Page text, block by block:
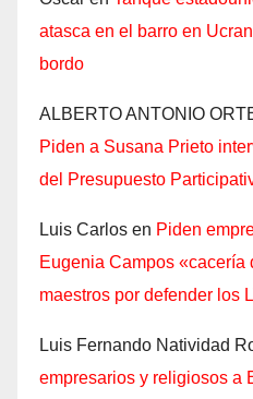
atasca en el barro en
bordo
ALBERTO ANTONIO
Piden a Susana Prieto
del Presupuesto
Luis Carlos en Piden
Eugenia Campos «cacería
maestros por defender los
Luis Fernando Natividad
empresarios y religiosos a